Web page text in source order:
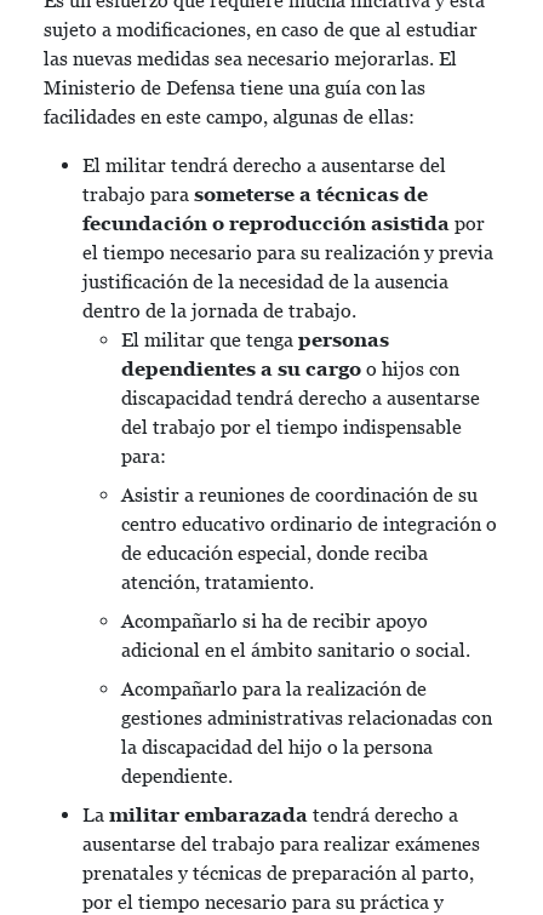
sujeto a modificaciones, en caso de que al estudiar
las nuevas medidas sea necesario mejorarlas. El
Ministerio de Defensa tiene una guía con las
facilidades en este campo, algunas de ellas:
El militar tendrá derecho a ausentarse del
trabajo para someterse a técnicas de
fecundación o reproducción asistida por
el tiempo necesario para su realización y previa
justificación de la necesidad de la ausencia
dentro de la jornada de trabajo.
El militar que tenga personas
dependientes a su cargo o hijos con
discapacidad tendrá derecho a ausentarse
del trabajo por el tiempo indispensable
para:
Asistir a reuniones de coordinación de su
centro educativo ordinario de integración o
de educación especial, donde reciba
atención, tratamiento.
Acompañarlo si ha de recibir apoyo
adicional en el ámbito sanitario o social.
Acompañarlo para la realización de
gestiones administrativas relacionadas con
la discapacidad del hijo o la persona
dependiente.
La militar embarazada tendrá derecho a
ausentarse del trabajo para realizar exámenes
prenatales y técnicas de preparación al parto,
por el tiempo necesario para su práctica y